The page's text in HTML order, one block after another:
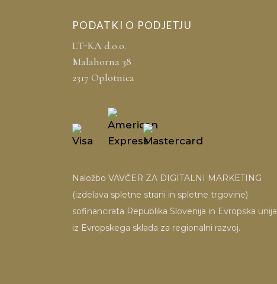
PODATKI O PODJETJU
LT-KA d.o.o.
Malahorna 38
2317 Oplotnica
Naložbo VAVČER ZA DIGITALNI MARKETING
(izdelava spletne strani in spletne trgovine)
sofinancirata Republika Slovenija in Evropska unija
iz Evropskega sklada za regionalni razvoj.